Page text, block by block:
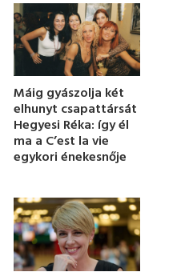
Máig gyászolja két
elhunyt csapattársát
Hegyesi Réka: így él
ma a C’est la vie
egykori énekesnője